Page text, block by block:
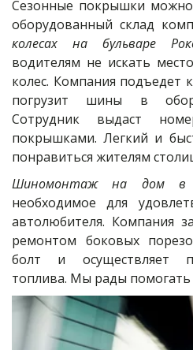
Сезонные покрышки
оборудованный склад
колесах на бульваре
водителям не искать
колес. Компания подъедет
погрузит шины в
Сотрудник выдаст
покрышками. Легкий и
понравиться жителям
Шиномонтаж на дом в
необходимое для
автолюбителя. Компания
ремонтом боковых
болт и осуществляет
топлива. Мы рады помогать